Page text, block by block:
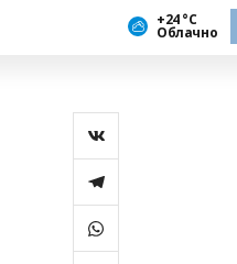
+24 °С
Облачно